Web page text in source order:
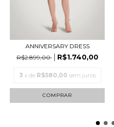
ANNIVERSARY DRESS
R$2.899,00
R$1.740,00
3 x de R$580,00 sem juros
COMPRAR